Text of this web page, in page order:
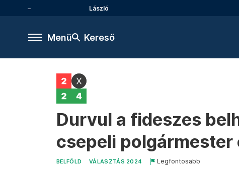
László
Menü Kereső
Durvul a fideszes
csepeli polgármester
BELFÖLD VÁLASZTÁS 2024 Legfontosabb